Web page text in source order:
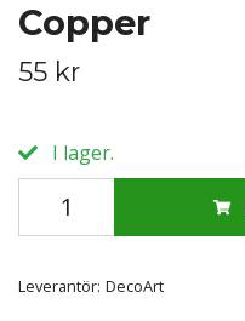
Copper
55 kr
I lager.
Leverantör: DecoArt